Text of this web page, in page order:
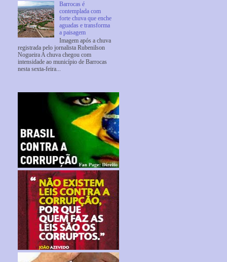
Barrocas é
contemplada com
forte chuva que enche
aguadas e transforma
a paisagem
Imagem após a chuva
registrada pelo jornalista Rubenilson
Nogueira A chuva chegou com
intensidade ao município de Barrocas
nesta sexta-feira...